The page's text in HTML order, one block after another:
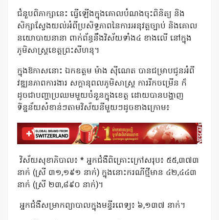
ជំនួបពិភាក្សានេះ ធ្វើឡើងក្នុងគោលបំណងចុះពិនិត្យ និង
សិក្សាស្វែងយល់អំពីប្រសិទ្ធភាពនៃការអនុវត្តច្បាប់ និងគោល
នយោបាយនានា ពាក់ព័ន្ធនឹងវិស័យទាំង៤ ខាងលើ នៅក្នុង
ភូមិសាស្ត្រខេត្តព្រះសីហនុ។
ក្នុងឱកាសនោះ ឯកឧត្តម ម៉ាង ស៊ីណេត បានជម្រាបជូនអំពី
វឌ្ឍនភាពការងារ សក្តានុពលភូមិសាស្ត្រ ការរីកចម្រើន ក៏
ដូចជាបញ្ហាប្រឈមមួយចំនួនក្នុងខេត្ត ដោយបានបង្ហាញ
ទិន្នន័យសំខាន់ៗតាមវិស័យនីមួយៗដូចខាងក្រោម៖
វិស័យសុខាភិបាល៖ * អ្នកជំងឺពិគ្រោះក្រៅសរុប៖ ៥៥,៣៧៣
នាក់ (ស្រី ៣១,១៩១ នាក់) ក្នុងនោះករណីថ្មីមាន ៤២,៤៤៣
នាក់ (ស្រី ២៣,៨៩០ នាក់)។
អ្នកជំងឺសម្រាកព្យាបាលក្នុងមន្ទីរពេទ្យ៖ ៦,១៣៧ នាក់។